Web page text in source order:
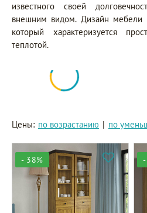
известного своей
внешним видом. Дизайн мебели
который характеризуется
теплотой.
Цены: по возрастанию | по
- 38%